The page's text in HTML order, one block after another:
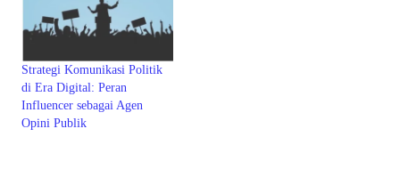
Strategi Komunikasi Politik
di Era Digital: Peran
Influencer sebagai Agen
Opini Publik